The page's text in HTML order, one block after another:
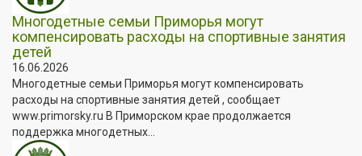
Многодетные семьи Приморья могут
компенсировать расходы на спортивные занятия
детей
16.06.2026
Многодетные семьи Приморья могут компенсировать
расходы на спортивные занятия детей , сообщает
www.primorsky.ru В Приморском крае продолжается
поддержка многодетных...